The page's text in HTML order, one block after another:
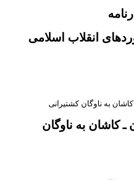
انقلاب اسلامی
به ناوگان کشتیرانی
ـ کاشان به ناوگان